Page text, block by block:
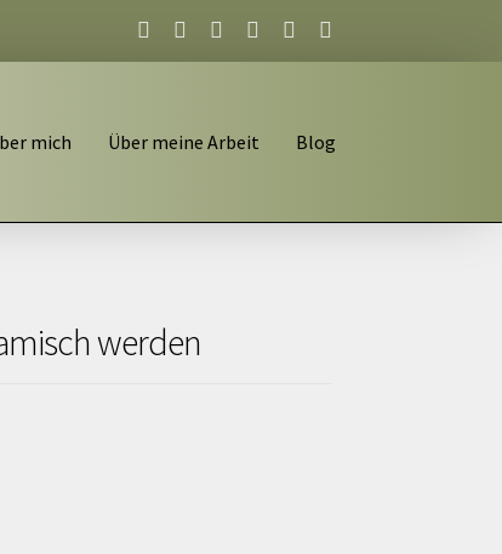
mich Über meine Arbeit Blog
werden